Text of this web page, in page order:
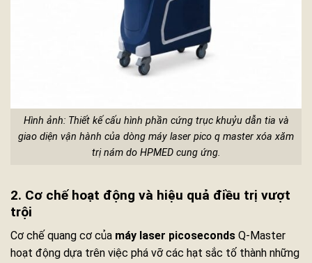
Hình ảnh: Thiết kế cấu hình phần cứng trục khuỷu dẫn tia và
giao diện vận hành của dòng máy laser pico q master xóa xăm
trị nám do HPMED cung ứng.
2. Cơ chế hoạt động và hiệu quả điều trị vượt
trội
Cơ chế quang cơ của máy laser picoseconds Q-Master
hoạt động dựa trên việc phá vỡ các hạt sắc tố thành những